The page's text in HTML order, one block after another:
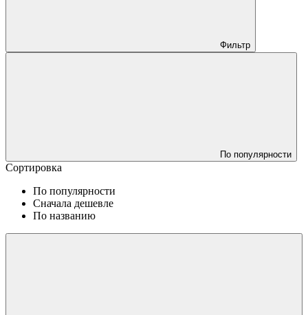
Фильтр
По популярности
Сортировка
По популярности
Сначала дешевле
По названию